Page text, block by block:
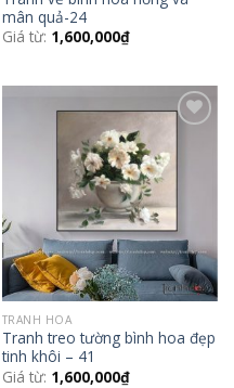
mân quả-24
Giá từ: 1,600,000₫
Wishlist
TRANH HOA
Tranh treo tường bình hoa đẹp
tinh khôi – 41
Giá từ: 1,600,000₫